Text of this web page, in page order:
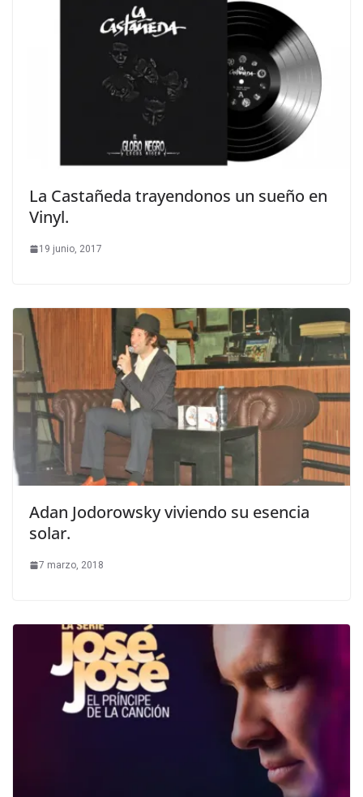
La Castañeda trayendonos un sueño en
Vinyl.
19 junio, 2017
Adan Jodorowsky viviendo su esencia
solar.
7 marzo, 2018